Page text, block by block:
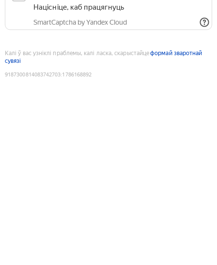
Націсніце, каб працягнуць
SmartCaptcha by Yandex Cloud
Калі ў вас узніклі праблемы, калі ласка, скарыстайцеформай зваротнай
сувязі
9187300814083742703:1786168892